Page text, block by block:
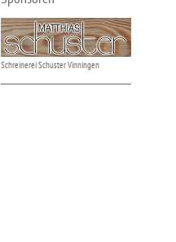
Schreinerei Schuster Vinningen